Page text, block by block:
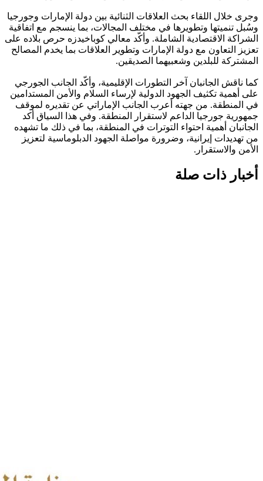
وجرى خلال اللقاء بحث العلاقات الثنائية بين دولة الإمارات وجورجيا
وسُبل تنميتها وتطويرها في مختلف المجالات، بما ينسجم مع اتفاقية
الشراكة الاقتصادية الشاملة. وأكّد معالي كوباخيدزه حرص بلاده على
تعزيز التعاون مع دولة الإمارات وتطوير العلاقات بما يخدم المصالح
المشتركة للبلدين وشعبيهما الصديقين.
كما ناقش الجانبان آخر التطورات الإقليمية، وأكّد الجانب الجورجي
على أهمية تكثيف الجهود الدولية لإرساء السلام والأمن المستدامين
في المنطقة. من جهته أعرب الجانب الإماراتي عن تقديره لموقف
جمهورية جورجيا الداعم لاستقرار المنطقة. وفي هذا السياق أكد
الجانبان أهمية احتواء التوترات في المنطقة، بما في ذلك ما تشهده
من تهديدات إيرانية، وضرورة مواصلة الجهود الدبلوماسية لتعزيز
الأمن والاستقرار.
أخبار ذات صلة